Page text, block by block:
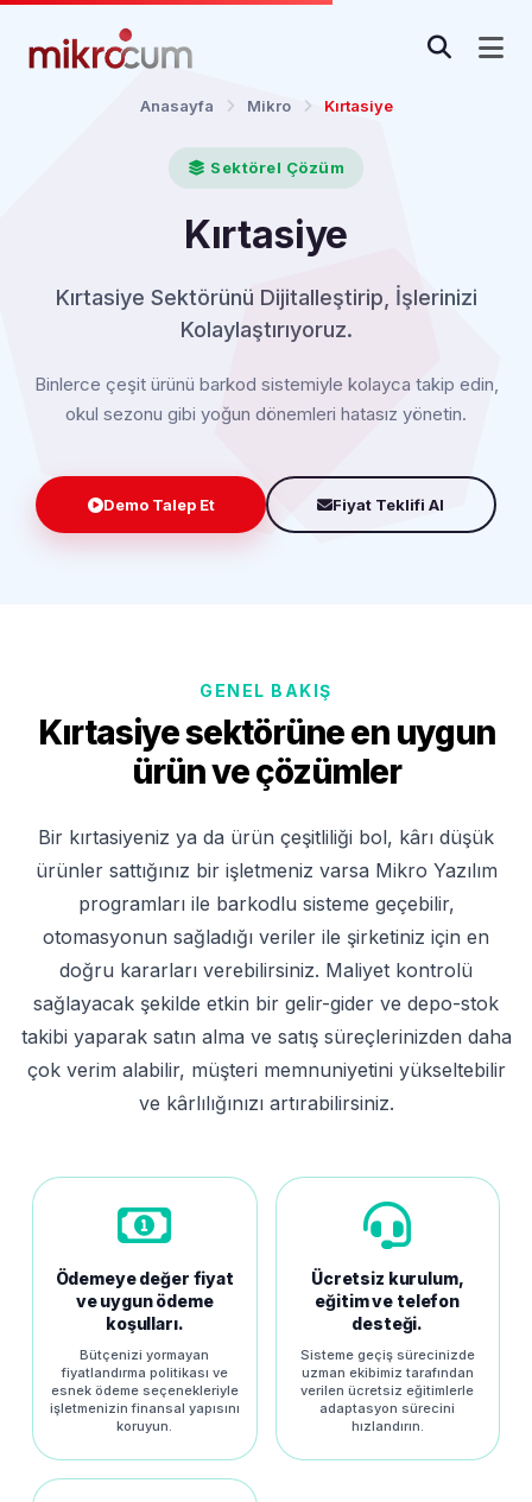
Anasayfa Mikro Kırtasiye
Sektörel Çözüm
Kırtasiye
Kırtasiye Sektörünü Dijitalleştirip, İşlerinizi
Kolaylaştırıyoruz.
Binlerce çeşit ürünü barkod sistemiyle kolayca takip edin,
okul sezonu gibi yoğun dönemleri hatasız yönetin.
Demo Talep Et Fiyat Teklifi Al
GENEL BAKIŞ
Kırtasiye sektörüne en uygun
ürün ve çözümler
Bir kırtasiyeniz ya da ürün çeşitliliği bol, kârı düşük
ürünler sattığınız bir işletmeniz varsa Mikro Yazılım
programları ile barkodlu sisteme geçebilir,
otomasyonun sağladığı veriler ile şirketiniz için en
doğru kararları verebilirsiniz. Maliyet kontrolü
sağlayacak şekilde etkin bir gelir-gider ve depo-stok
takibi yaparak satın alma ve satış süreçlerinizden daha
çok verim alabilir, müşteri memnuniyetini yükseltebilir
ve kârlılığınızı artırabilirsiniz.
Ödemeye değer fiyat
ve uygun ödeme
koşulları.
Bütçenizi yormayan
fiyatlandırma politikası ve
esnek ödeme seçenekleriyle
işletmenizin finansal yapısını
koruyun.
Ücretsiz kurulum,
eğitim ve telefon
desteği.
Sisteme geçiş sürecinizde
uzman ekibimiz tarafından
verilen ücretsiz eğitimlerle
adaptasyon sürecini
hızlandırın.